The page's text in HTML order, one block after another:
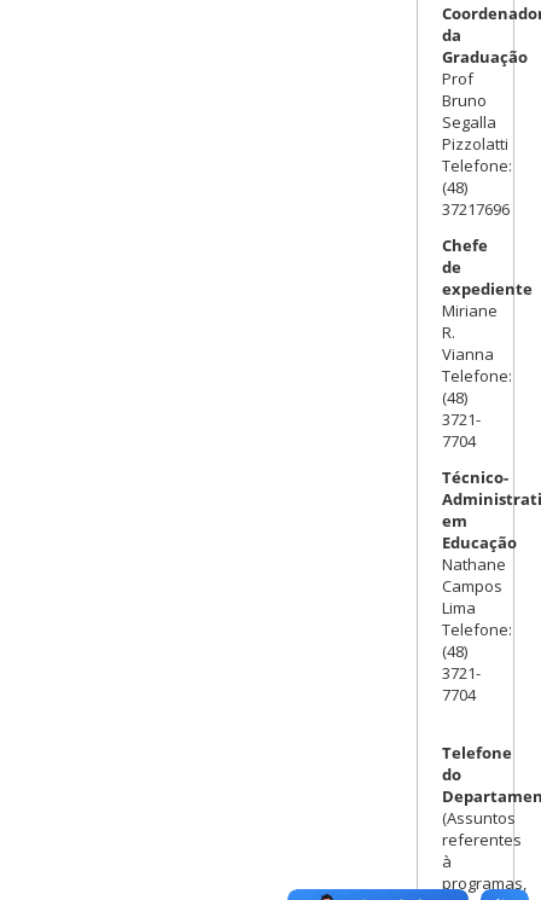
da
Graduação
Prof
Bruno
Segalla
Pizzolatti
Telefone:
(48)
37217696
Chefe
de
expediente
Miriane
R.
Vianna
Telefone:
(48)
3721-
7704
Técnico-
em
Educação
Nathane
Campos
Lima
Telefone:
(48)
3721-
7704
Telefone
do
(Assuntos
referentes
à
programas,